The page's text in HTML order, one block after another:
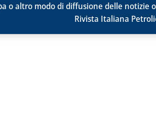
o altro modo di diffusione delle notizie
Rivista Italiana